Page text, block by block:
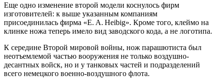
Еще одно изменение второй модели коснулось фирм
изготовителей: к выше указанным компаниям
присоединилась фирма «E. A. Heibig». Кроме того, клеймо на
клинке ножа теперь имело вид заводского кода, а не логотипа.
К середине Второй мировой войны, нож парашютиста был
неотъемлемой частью вооружения не только воздушно-
десантных войск, но и у танковых частей и подразделений
всего немецкого военно-воздушного флота.